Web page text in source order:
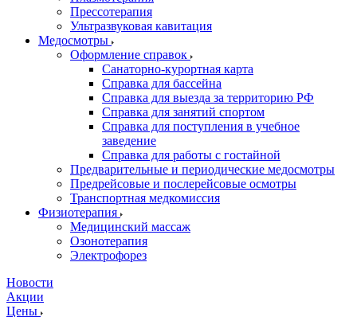
Прессотерапия
Ультразвуковая кавитация
Медосмотры
Оформление справок
Санаторно-курортная карта
Справка для бассейна
Справка для выезда за территорию РФ
Справка для занятий спортом
Справка для поступления в учебное
заведение
Справка для работы с гостайной
Предварительные и периодические медосмотры
Предрейсовые и послерейсовые осмотры
Транспортная медкомиссия
Физиотерапия
Медицинский массаж
Озонотерапия
Электрофорез
Новости
Акции
Цены